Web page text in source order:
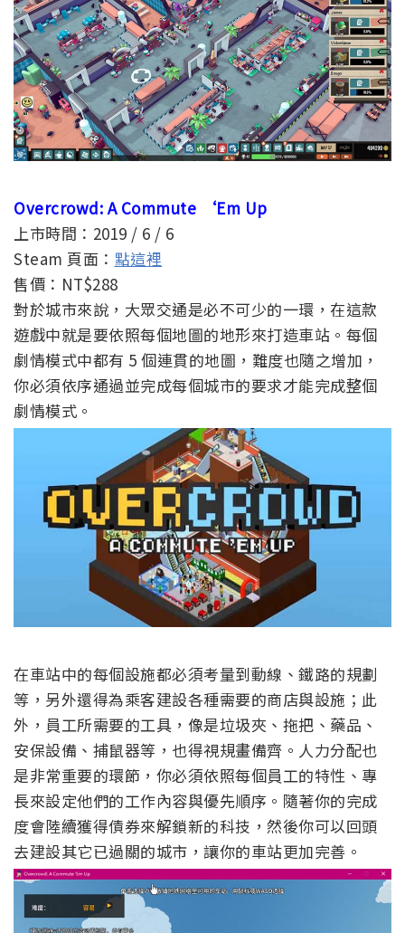
Overcrowd: A Commute ‘Em Up
上市時間：2019 / 6 / 6
Steam 頁面： 點這裡
售價：NT$288
對於城市來說，大眾交通是必不可少的一環，在這款
遊戲中就是要依照每個地圖的地形來打造車站。每個
劇情模式中都有 5 個連貫的地圖，難度也隨之增加，
你必須依序通過並完成每個城市的要求才能完成整個
劇情模式。
在車站中的每個設施都必須考量到動線、鐵路的規劃
等，另外還得為乘客建設各種需要的商店與設施；此
外，員工所需要的工具，像是垃圾夾、拖把、藥品、
安保設備、捕鼠器等，也得視規畫備齊。人力分配也
是非常重要的環節，你必須依照每個員工的特性、專
長來設定他們的工作內容與優先順序。隨著你的完成
度會陸續獲得債券來解鎖新的科技，然後你可以回頭
去建設其它已過關的城市，讓你的車站更加完善。